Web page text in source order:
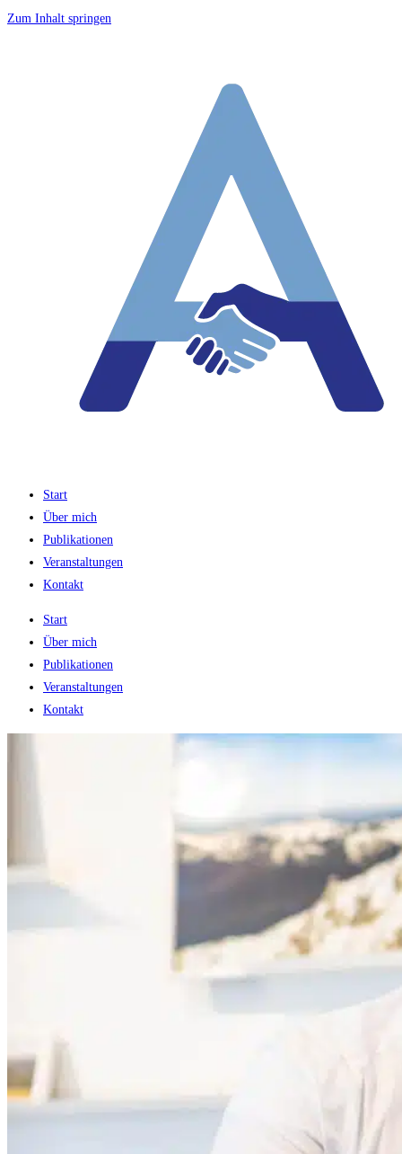
Zum Inhalt springen
Start
Über mich
Publikationen
Veranstaltungen
Kontakt
Start
Über mich
Publikationen
Veranstaltungen
Kontakt